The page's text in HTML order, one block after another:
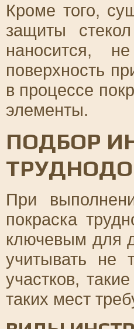
Кроме того,
защиты
наносится,
поверхность
в процессе
элементы.
ПОДБОР
При
покраска
ключевым для
учитывать не
участков,
таких мест